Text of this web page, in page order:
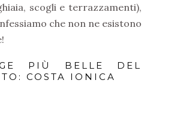
scogli e terrazzamenti),
che non ne esistono
PIÙ BELLE DEL
COSTA IONICA